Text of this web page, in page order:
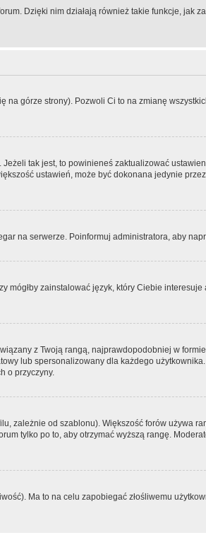
Dzięki nim działają również takie funkcje, jak
na górze strony). Pozwoli Ci to na zmianę
tak jest, to powinieneś zaktualizować
ustawień, może być dokonana jedynie
na serwerze. Poinformuj administratora, aby
mógłby zainstalować język, który Ciebie interesuje
z Twoją rangą, najprawdopodobniej w
lub spersonalizowany dla każdego
o przyczyny.
zależnie od szablonu). Większość forów używa
tylko po to, aby otrzymać wyższą rangę.
Ma to na celu zapobiegać złośliwemu